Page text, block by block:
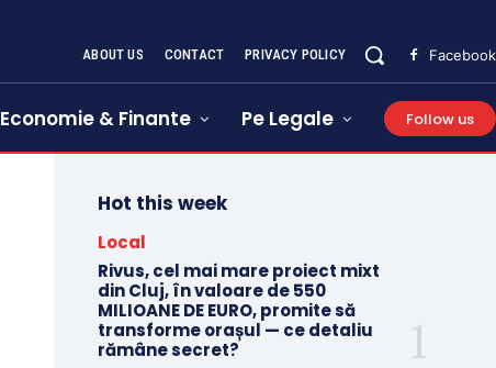
ABOUT US CONTACT PRIVACY POLICY Facebook
Economie & Finante Pe Legale Follow us
Hot this week
Local
Rivus, cel mai mare proiect mixt
din Cluj, în valoare de 550
MILIOANE DE EURO, promite să
transforme orașul — ce detaliu
rămâne secret?